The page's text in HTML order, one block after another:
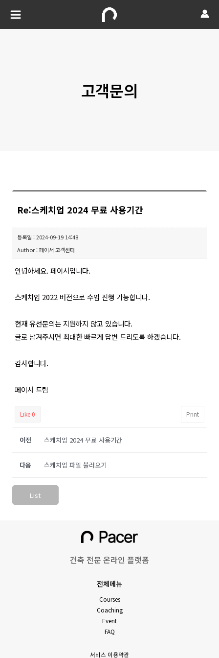
고객문의
Re:스케치업 2024 무료 사용기간
등록일 : 2024-09-19 14:48
Author : 페이서 고객센터
안녕하세요. 페이서입니다.
스케치업 2022 버전으로 수업 진행 가능합니다.
현재 유선문의는 지원하지 않고 있습니다.
글로 남겨주시면 최대한 빠르게 답변 드리도록 하겠습니다.
감사합니다.
페이서 드림
Like 0 Print
이전 스케치업 2024 무료 사용기간
스케치업 파일 불러오기
다음
List
건축 전문 온라인 플랫폼
전체메뉴
Courses
Coaching
Event
FAQ
서비스 이용약관